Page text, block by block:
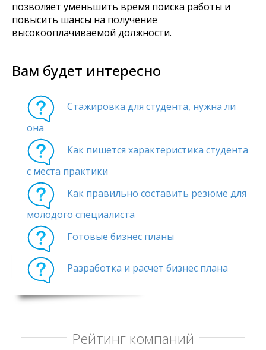
позволяет уменьшить время поиска работы и
повысить шансы на получение
высокооплачиваемой должности.
Вам будет интересно
Стажировка для студента, нужна ли
она
Как пишется характеристика студента
с места практики
Как правильно составить резюме для
молодого специалиста
Готовые бизнес планы
Разработка и расчет бизнес плана
Рейтинг компаний